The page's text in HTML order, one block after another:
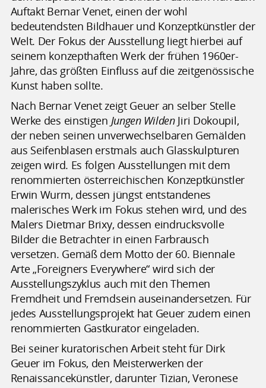
Auftakt Bernar Venet, einen der wohl
bedeutendsten Bildhauer und Konzeptkünstler der
Welt. Der Fokus der Ausstellung liegt hierbei auf
seinem konzepthaften Werk der frühen 1960er-
Jahre, das größten Einfluss auf die zeitgenössische
Kunst haben sollte.
Nach Bernar Venet zeigt Geuer an selber Stelle
Werke des einstigen Jungen WildenJiri Dokoupil,
der neben seinen unverwechselbaren Gemälden
aus Seifenblasen erstmals auch Glasskulpturen
zeigen wird. Es folgen Ausstellungen mit dem
renommierten österreichischen Konzeptkünstler
Erwin Wurm, dessen jüngst entstandenes
malerisches Werk im Fokus stehen wird, und des
Malers Dietmar Brixy, dessen eindrucksvolle
Bilder die Betrachter in einen Farbrausch
versetzen. Gemäß dem Motto der 60. Biennale
Arte „Foreigners Everywhere“ wird sich der
Ausstellungszyklus auch mit den Themen
Fremdheit und Fremdsein auseinandersetzen. Für
jedes Ausstellungsprojekt hat Geuer zudem einen
renommierten Gastkurator eingeladen.
Bei seiner kuratorischen Arbeit steht für Dirk
Geuer im Fokus, den Meisterwerken der
Renaissancekünstler, darunter Tizian, Veronese